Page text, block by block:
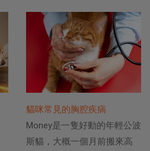
貓咪常見的胸腔疾病
Money是一隻好動的年輕公波
斯貓，大概一個月前搬來高